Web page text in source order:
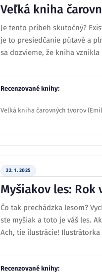
Veľká kniha
Je tento príbeh skutočný?
je to presiedčanie pútavé a
sa dozvieme, že kniha
Recenzované knihy:
Veľká kniha čarovných tvorov
22. 1. 2025
Myšiakov les: Rok
Čo tak prechádzka lesom?
ste myšiak a toto je váš les.
Ach, tie ilustrácie!
Recenzované knihy: